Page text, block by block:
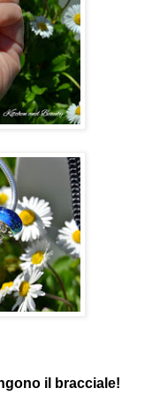
il bracciale!